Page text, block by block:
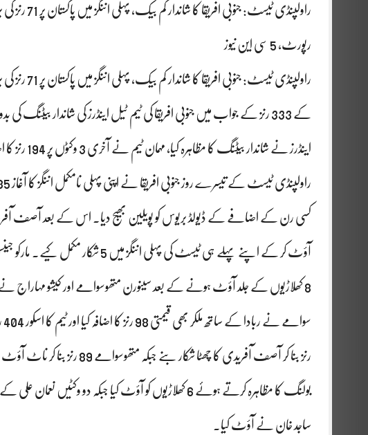
راولپنڈی ٹیسٹ: جنوبی افریقا کا شاندار کم بیک، پہلی اننگز میں پاکستان پر 71 رنز کی برتری حاصل کرلی
رپورٹ، 5 سی این نیوز
راولپنڈی
اینڈرز نے شاندار بیٹنگ کا مظاہرہ کیا، مہمان ٹیم نے آخری 3 وکٹوں پر 194 رنز کا اضافہ کیا اور پاکستان پر 71 رنز کی برتری حاصل کرلی۔
کسی رن کے اضافے کے ڈیولڈ بریوس کو پویلین بھیج دیا۔ اس کے بعد آصف
آؤٹ کر کے اپنے پہلے ہی ٹیسٹ کی پہلی اننگز میں 5 شکار مکمل کیے۔ مارکو جینسن کو نعمان علی نے ایل بی ڈبلیو کیا۔
رنز بنا کر آصف آفریدی کا چھٹا
بولنگ کا مظاہرہ کرتے ہوئے 6 کھلاڑیوں کو آؤٹ کیا جبکہ دو
ساجد خان نے آؤٹ کیا۔